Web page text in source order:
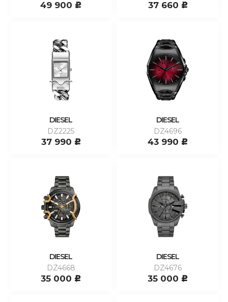
49 900 c 37 660 c
DIESEL
DZ2225
37 990 c
DIESEL
DZ4696
43 990 c
DIESEL
DZ4668
35 000 c
DIESEL
DZ4676
35 000 c